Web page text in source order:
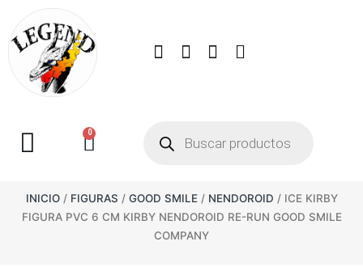
0
INICIO/ FIGURAS / GOOD SMILE/ NENDOROID / ICE KIRBY
FIGURA PVC 6 CM KIRBY NENDOROID RE-RUN GOOD SMILE
COMPANY